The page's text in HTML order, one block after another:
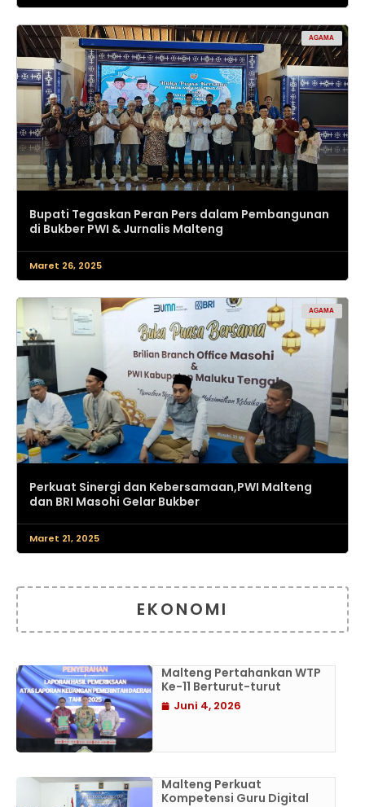
AGAMA
Bupati Tegaskan Peran Pers dalam Pembangunan
di Bukber PWI & Jurnalis Malteng
Maret 26, 2025
AGAMA
Perkuat Sinergi dan Kebersamaan,PWI Malteng
dan BRI Masohi Gelar Bukber
Maret 21, 2025
EKONOMI
Malteng Pertahankan WTP
Ke-11 Berturut-turut
Juni 4, 2026
Malteng Perkuat
Kompetensi Guru Digital